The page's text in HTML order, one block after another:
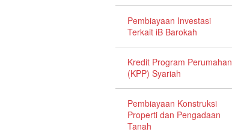
Pembiayaan Investasi
Terkait iB Barokah
Kredit Program Perumahan
(KPP) Syariah
Pembiayaan Konstruksi
Properti dan Pengadaan
Tanah